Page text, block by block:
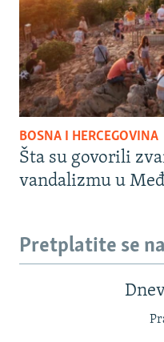
BOSNA I HERCEGOVINA
Šta su govorili
vandalizmu u
Pretplatite se